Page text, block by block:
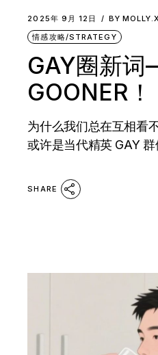
2025年 9月 12日 BY
情感攻略/STRATEGY
GAY圈新
GOONER！
为什么我们总在互相看
或许是当代精英 GAY 群
SHARE